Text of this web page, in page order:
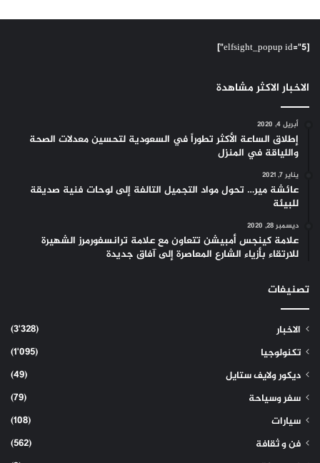
[elfsight_popup id="5"]
الاخبار الاكثر مشاهدة
أبريل 4, 2020
إطلاق الساعة الأكثر تطوراً في السعودية لتحسين معدلات الصحة
واللياقة في المنزل
يناير 7, 2021
عائشة مير… تحول مواد التجميل التالفة إلى لوحات فنية صديقة
للبيئة
ديسمبر 28, 2020
علامة كينجس أمبيشن تتعاون مع علامة ترانسفورمرز الشهيرة
للارتقاء بأزياء الشارع المعاصرة إلى آفاق جديدة
تصنيفات
الاخبار
(3٬328)
تكنولوجيا
(1٬095)
ديكور ولايف ستايل
(49)
سفر وسياحة
(79)
سيارات
(108)
فن و ثقافة
(562)